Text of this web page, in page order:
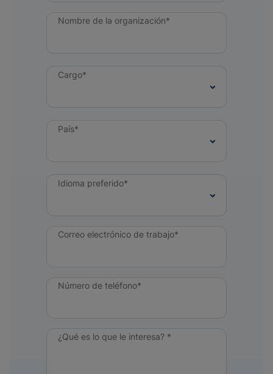
Nombre de la organización*
Cargo*
País*
Idioma preferido*
Correo electrónico de trabajo*
Número de teléfono*
¿Qué es lo que le interesa? *